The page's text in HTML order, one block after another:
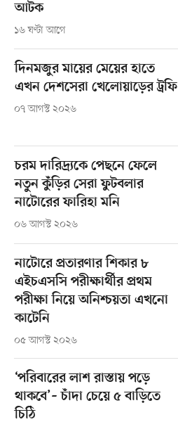
আটক
১৬ ঘণ্টা আগে
দিনমজুর মায়ের মেয়ের হাতে
এখন দেশসেরা খেলোয়াড়ের ট্রফি
০৭ আগস্ট ২০২৬
চরম দারিদ্র্যকে পেছনে ফেলে
নতুন কুঁড়ির সেরা ফুটবলার
নাটোরের ফারিহা মনি
০৬ আগস্ট ২০২৬
নাটোরে প্রতারণার শিকার ৮
এইচএসসি পরীক্ষার্থীর প্রথম
পরীক্ষা নিয়ে অনিশ্চয়তা এখনো
কাটেনি
০৫ আগস্ট ২০২৬
‘পরিবারের লাশ রাস্তায় পড়ে
থাকবে’– চাঁদা চেয়ে ৫ বাড়িতে
চিঠি